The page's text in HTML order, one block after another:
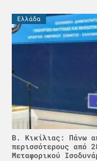
Ελλάδα
Β. Κικίλιας: Πάνω
περισσότερους από
Μεταφορικού